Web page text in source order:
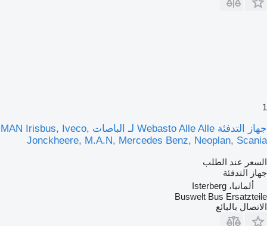
1
جهاز التدفئة Webasto Alle Alle لـ الباصات MAN Irisbus, Iveco,
Jonckheere, M.A.N, Mercedes Benz, Neoplan, Scania
السعر عند الطلب
جهاز التدفئة
ألمانيا، Isterberg
Buswelt Bus Ersatzteile
الاتصال بالبائع